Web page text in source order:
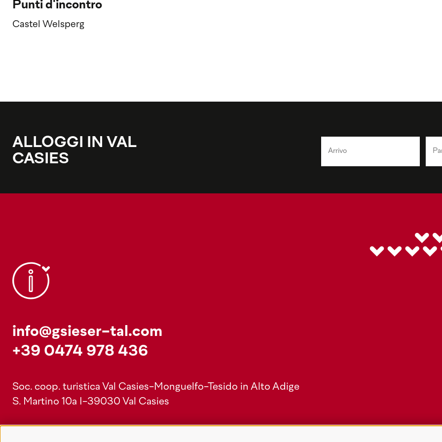
Punti d'incontro
Castel Welsperg
ALLOGGI IN VAL
CASIES
info@gsieser-tal.com
+39 0474 978 436
Soc. coop. turistica Val Casies-Monguelfo-Tesido in Alto Adige
S. Martino 10a I-39030 Val Casies